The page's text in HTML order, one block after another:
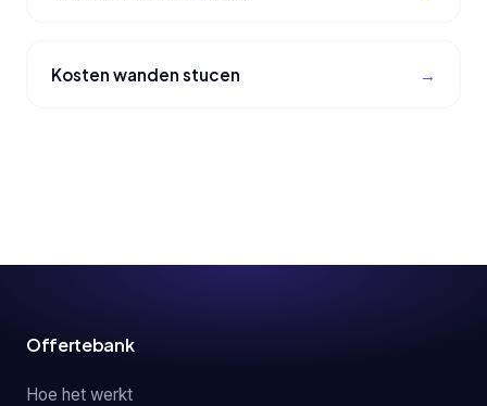
Kosten wanden stucen
Offertebank
Hoe het werkt